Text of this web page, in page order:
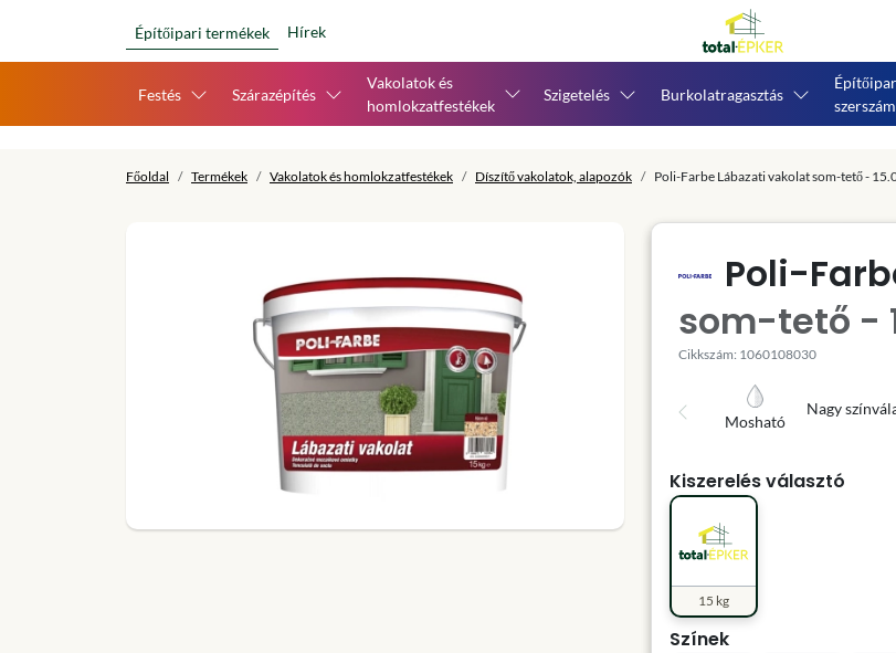
Építőipari termékek Hírek
Festés Szárazépítés
Vakolatok és
homlokzatfestékek
Szigetelés Burkolatragasztás
Főoldal Termékek Vakolatok és homlokzatfestékek Díszítő vakolatok, alapozók Poli-Farbe Lábazati vakolat som-tető -
Poli-
som-tető -
Cikkszám: 1060108030
Mosható
Nagy
Kiszerelés választó
15 kg
Színek